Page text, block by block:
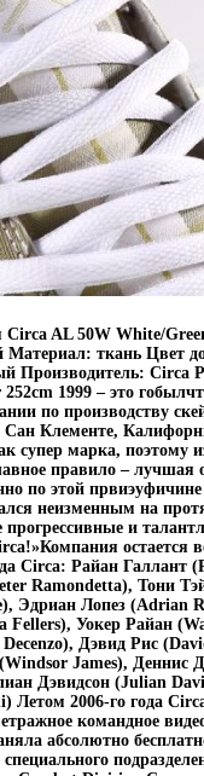
Circa AL 50W White/
Материал: ткань Цвет
Производитель: Circa
252cm 1999 – это
по производству
Сан Клементе,
супер марка, поэтому
правило – лучшая
по этой
неизменным на
прогрессивные и
остается
Circa: Райан Галлант
Ramondetta), Тони
Эдриан Лопез (Adrian
Fellers), Уокер Райан
Дэвид Рис
James), Деннис
Дэвидсон (Julian
Летом 2006-го года
командное
абсолютно
специального